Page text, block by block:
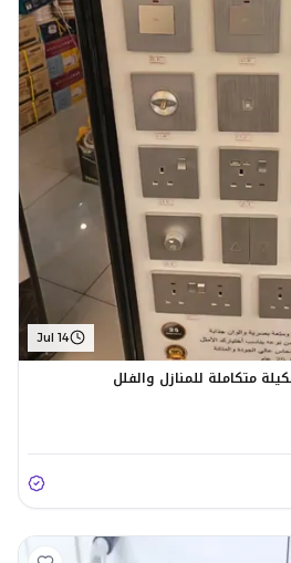
Jul 14
متكاملة للمنازل والفلل